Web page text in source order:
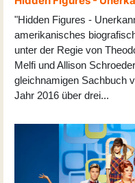
"Hidden Figures -
amerikanisches
unter der Regie von
Melfi und Allison
gleichnamigen Sachbuch
Jahr 2016 über drei...